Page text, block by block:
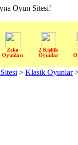
Oyun Sitesi!
Zeka
Oyunları
2 Kişilik
Oyunlar
> Klasik Oyunlar